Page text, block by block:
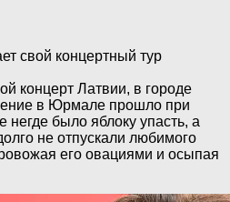
свой концертный тур
концерт Латвии, в городе
в Юрмале прошло при
было яблоку упасть, а
не отпускали любимого
его овациями и осыпая